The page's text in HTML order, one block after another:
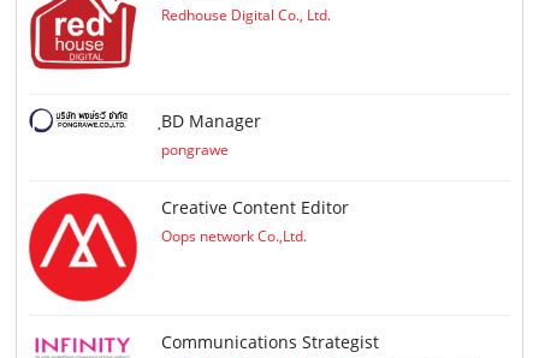
Redhouse Digital Co., Ltd.
ฺBD Manager
pongrawe
Creative Content Editor
Oops network Co.,Ltd.
Communications Strategist